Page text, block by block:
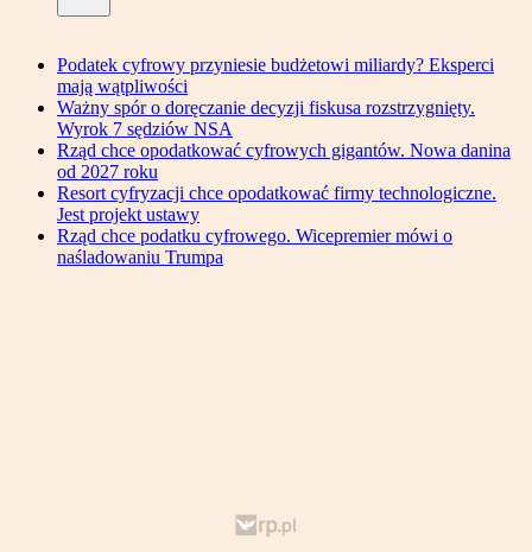
Podatek cyfrowy przyniesie budżetowi miliardy? Eksperci
mają wątpliwości
Ważny spór o doręczanie decyzji fiskusa rozstrzygnięty.
Wyrok 7 sędziów NSA
Rząd chce opodatkować cyfrowych gigantów. Nowa danina
od 2027 roku
Resort cyfryzacji chce opodatkować firmy technologiczne.
Jest projekt ustawy
Rząd chce podatku cyfrowego. Wicepremier mówi o
naśladowaniu Trumpa